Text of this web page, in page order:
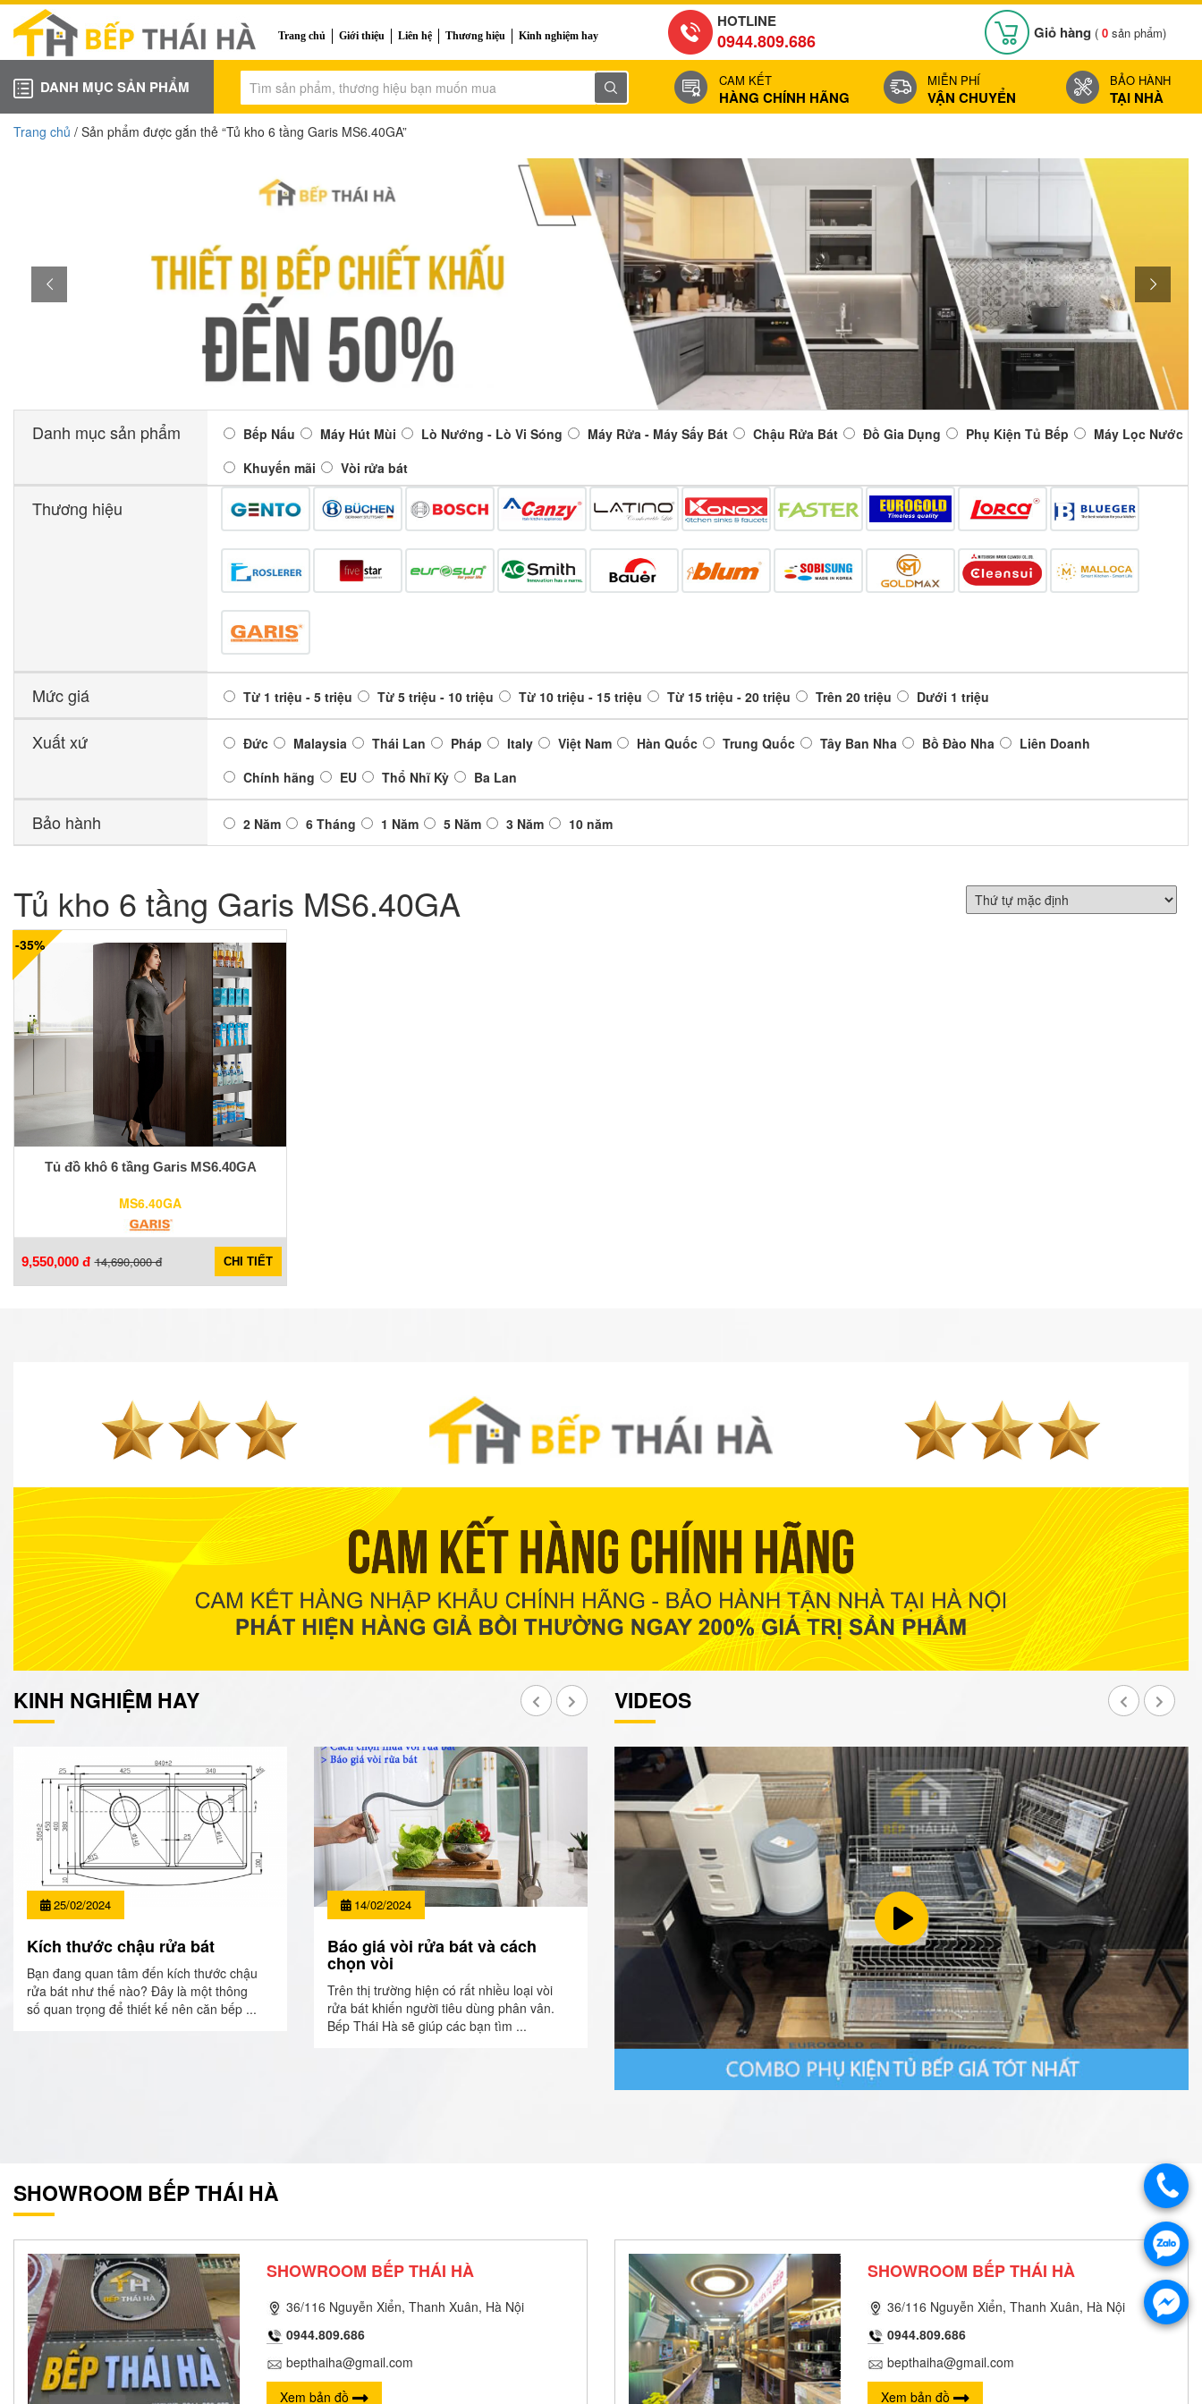
Trang chủ Giới thiệu Liên hệ Thương hiệu Kinh nghiệm hay
HOTLINE
0944.809.686 Giỏ hàng ( 0 sản phẩm)
DANH MỤC SẢN PHẨM CAM KẾT
HÀNG CHÍNH HÃNG
MIỄN PHÍ
VẬN CHUYỂN
BẢO HÀNH
TẠI NHÀ
Trang chủ / Sản phẩm được gắn thẻ “Tủ kho 6 tầng Garis MS6.40GA”
Danh mục sản phẩm Bếp Nấu Máy Hút Mùi Lò Nướng - Lò Vi Sóng Máy Rửa - Máy Sấy Bát Chậu Rửa Bát Đồ Gia Dụng Phụ Kiện Tủ Bếp
Máy Lọc Nước
Khuyến mãi
Vòi rửa bát
Thương hiệu
Mức giá Từ 1 triệu - 5 triệu Từ 5 triệu - 10 triệu Từ 10 triệu - 15 triệu Từ 15 triệu - 20 triệu Trên 20 triệu Dưới 1 triệu
Xuất xứ Đức Malaysia Thái Lan Pháp Italy Việt Nam Hàn Quốc Trung Quốc Tây Ban Nha Bồ Đào Nha
Liên Doanh
Chính hãng
EU Thổ Nhĩ Kỳ Ba Lan
Bảo hành 2 Năm 6 Tháng 1 Năm 5 Năm 3 Năm 10 năm
Tủ kho 6 tầng Garis MS6.40GA
-35%
Tủ đồ khô 6 tầng Garis MS6.40GA
MS6.40GA
9,550,000 đ 14,690,000 đ CHI TIẾT
KINH NGHIỆM HAY
25/02/2024
Kích thước chậu rửa bát
Bạn đang quan tâm đến kích thước chậu
rửa bát như thế nào? Đây là một thông
số quan trọng để thiết kế nên căn bếp ...
14/02/2024
Báo giá vòi rửa bát và cách
chọn vòi
Trên thị trường hiện có rất nhiều loại vòi
rửa bát khiến người tiêu dùng phân vân.
Bếp Thái Hà sẽ giúp các bạn tìm ...
VIDEOS
SHOWROOM BẾP THÁI HÀ
SHOWROOM BẾP THÁI HÀ
36/116 Nguyễn Xiển, Thanh Xuân, Hà Nội
0944.809.686
bepthaiha@gmail.com
Xem bản đồ
SHOWROOM BẾP THÁI HÀ
36/116 Nguyễn Xiển, Thanh Xuân, Hà Nội
0944.809.686
bepthaiha@gmail.com
Xem bản đồ